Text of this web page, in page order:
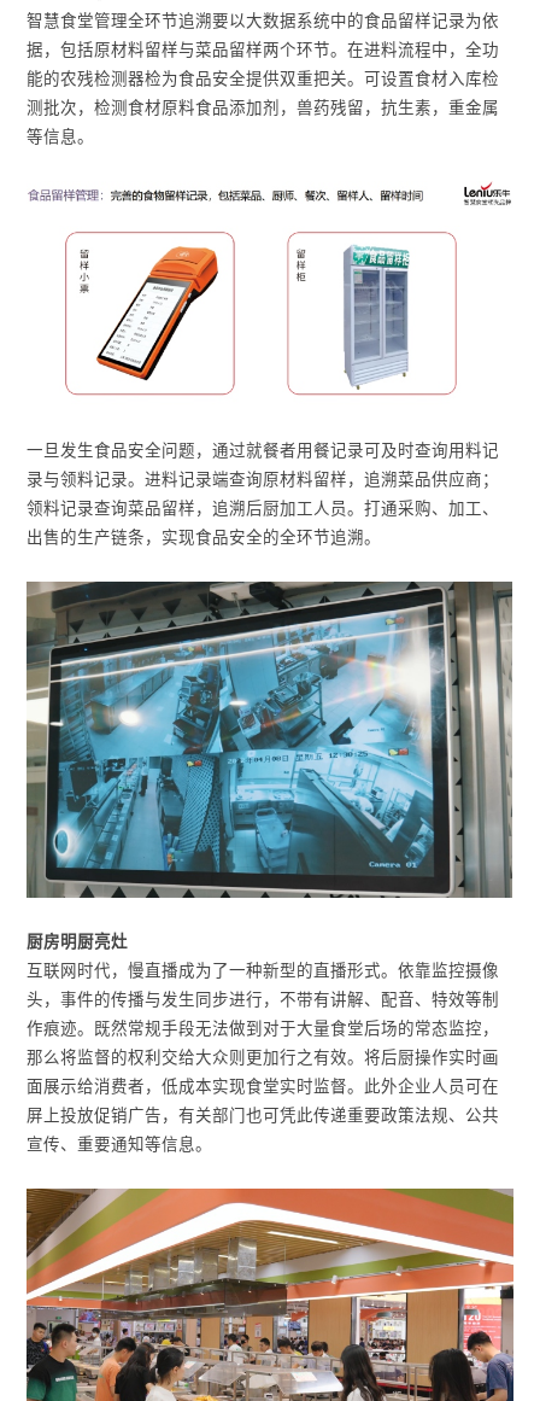
智慧食堂管理全环节追溯要以大数据系统中的食品留样记录为依
据，包括原材料留样与菜品留样两个环节。在进料流程中，全功
能的农残检测器检为食品安全提供双重把关。可设置食材入库检
测批次，检测食材原料食品添加剂，兽药残留，抗生素，重金属
等信息。
一旦发生食品安全问题，通过就餐者用餐记录可及时查询用料记
录与领料记录。进料记录端查询原材料留样，追溯菜品供应商；
领料记录查询菜品留样，追溯后厨加工人员。打通采购、加工、
出售的生产链条，实现食品安全的全环节追溯。
厨房明厨亮灶
互联网时代，慢直播成为了一种新型的直播形式。依靠监控摄像
头，事件的传播与发生同步进行，不带有讲解、配音、特效等制
作痕迹。既然常规手段无法做到对于大量食堂后场的常态监控，
那么将监督的权利交给大众则更加行之有效。将后厨操作实时画
面展示给消费者，低成本实现食堂实时监督。此外企业人员可在
屏上投放促销广告，有关部门也可凭此传递重要政策法规、公共
宣传、重要通知等信息。